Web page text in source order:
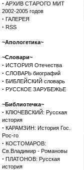
· АРХИВ СТАРОГО МИТ
2002-2005 годов
· ГАЛЕРЕЯ
· RSS
~Апологетика~
~Словари~
· ИСТОРИЯ Отечества
· СЛОВАРЬ биографий
· БИБЛЕЙСКИЙ словарь
· РУССКОЕ ЗАРУБЕЖЬЕ
~Библиотечка~
· КЛЮЧЕВСКИЙ: Русская
история
· КАРАМЗИН: История Гос.
Рос-го
· КОСТОМАРОВ:
Св.Владимир - Романовы
· ПЛАТОНОВ: Русская
история